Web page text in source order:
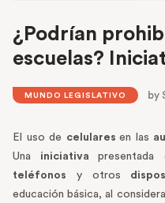
¿Podrían
escuelas?
MUNDO LEGISLATIVO by
El uso de celularesen las
Una iniciativa
teléfonos y otros
educación básica, al